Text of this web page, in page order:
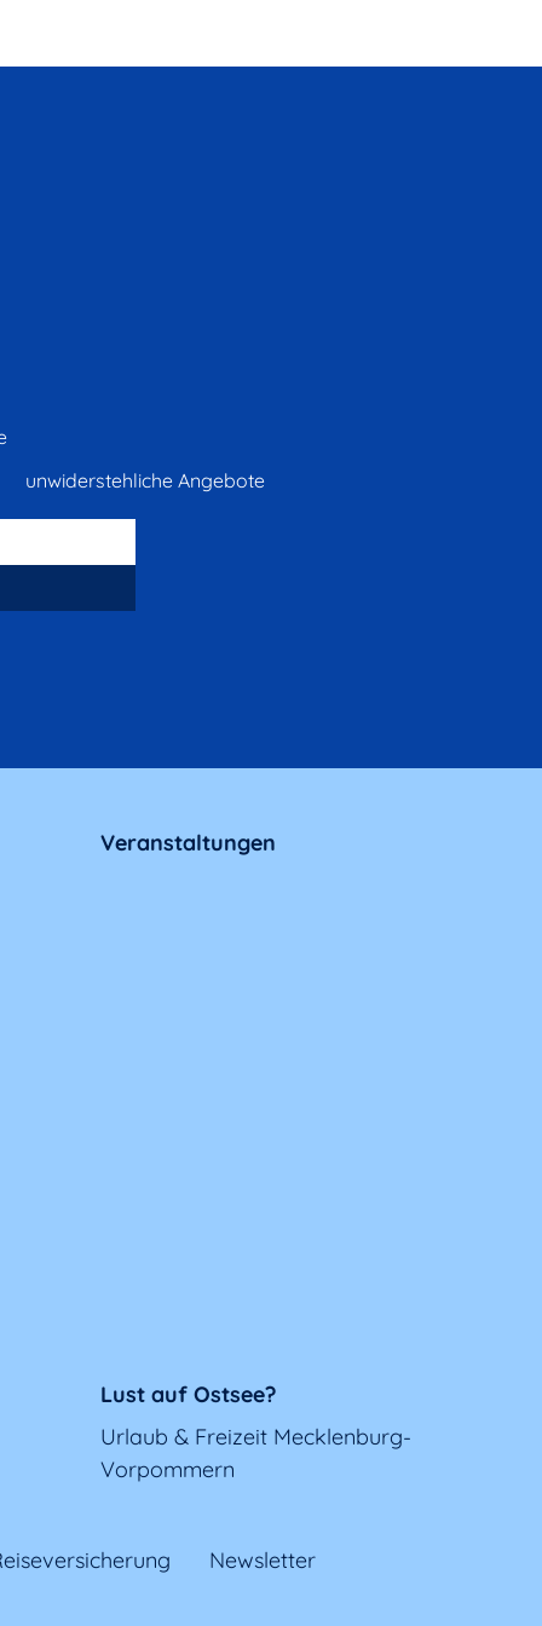
unwiderstehliche Angebote
Veranstaltungen
Lust auf Ostsee?
Urlaub & Freizeit Mecklenburg-
Vorpommern
Newsletter